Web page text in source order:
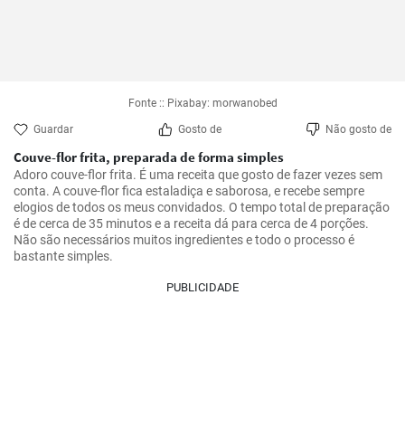
Fonte :: Pixabay: morwanobed
Guardar Gosto de Não gosto de
Couve-flor frita, preparada de forma simples
Adoro couve-flor frita. É uma receita que gosto de fazer vezes sem
conta. A couve-flor fica estaladiça e saborosa, e recebe sempre
elogios de todos os meus convidados. O tempo total de preparação
é de cerca de 35 minutos e a receita dá para cerca de 4 porções.
Não são necessários muitos ingredientes e todo o processo é
bastante simples.
PUBLICIDADE